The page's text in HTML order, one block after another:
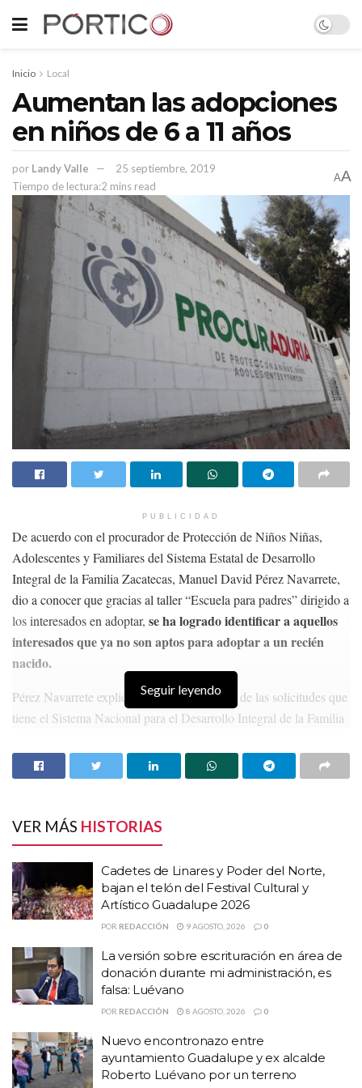
Inicio Local
Aumentan las adopciones
en niños de 6 a 11 años
por Landy Valle
25 septiembre, 2019
Tiempo de lectura:2 mins read
AA
PUBLICIDAD
De acuerdo con el procurador de Protección de Niños Niñas,
Adolescentes y Familiares del Sistema Estatal de Desarrollo
Integral de la Familia Zacatecas, Manuel David Pérez Navarrete,
dio a conocer que gracias al taller “Escuela para padres” dirigido a
los interesados en adoptar, se ha logrado identificar a aquellos
interesados que ya no son aptos para adoptar a un recién
nacido.
Pérez Navarrete explicó que la gran mayoría de las solicitudes que
tiene el Sistema Nacional para el Desarrollo Integral de la Familia
4 años a lo mucho, por ello la necesidad de impartir este taller que
logró aumentar la edad de adopción,teniendo a la fecha ocho
preadoptivas.
HISTORIAS RELACIONADAS
Cadetes de Linares y Poder del Norte, bajan el
telón del Festival Cultural y Artístico Guadalupe
La versión sobre escrituración en área de
donación durante mi administración, es falsa:
Luévano
Guadalupe y ex alcalde Roberto Luévano por un
terreno
Seguir leyendo
VER MÁS HISTORIAS
Cadetes de Linares y Poder del Norte,
bajan el telón del Festival Cultural y
Artístico Guadalupe 2026
POR REDACCIÓN 9 AGOSTO, 2026 0
La versión sobre escrituración en área de
donación durante mi administración, es
falsa: Luévano
POR REDACCIÓN 8 AGOSTO, 2026 0
Nuevo encontronazo entre
ayuntamiento Guadalupe y ex alcalde
Roberto Luévano por un terreno